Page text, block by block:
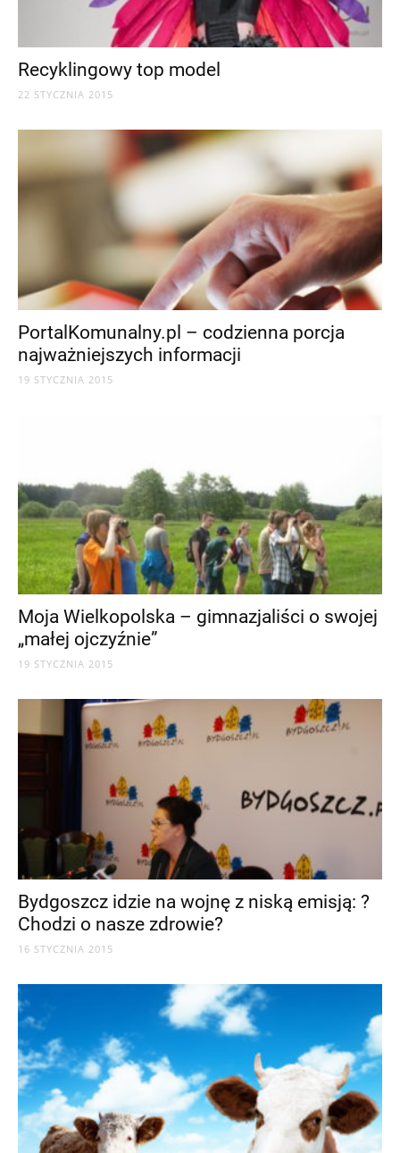
Recyklingowy top model
22 STYCZNIA 2015
PortalKomunalny.pl – codzienna porcja
najważniejszych informacji
19 STYCZNIA 2015
Moja Wielkopolska – gimnazjaliści o swojej
„małej ojczyźnie”
19 STYCZNIA 2015
Bydgoszcz idzie na wojnę z niską emisją: ?
Chodzi o nasze zdrowie?
16 STYCZNIA 2015